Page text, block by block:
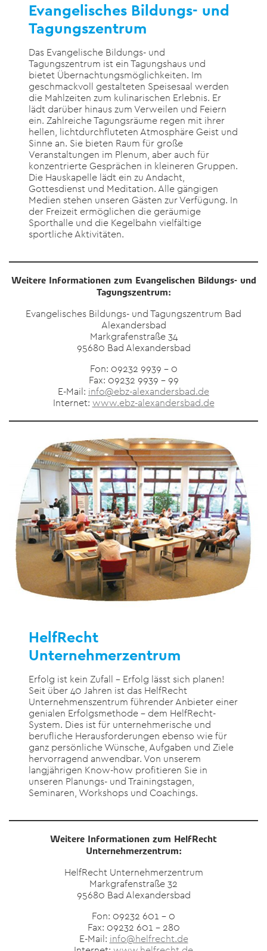
Evangelisches Bildungs- und
Tagungszentrum
Das Evangelische Bildungs- und
Tagungszentrum ist ein Tagungshaus und
bietet Übernachtungsmöglichkeiten. Im
geschmackvoll gestalteten Speisesaal werden
die Mahlzeiten zum kulinarischen Erlebnis. Er
lädt darüber hinaus zum Verweilen und Feiern
ein. Zahlreiche Tagungsräume regen mit ihrer
hellen, lichtdurchfluteten Atmosphäre Geist und
Sinne an. Sie bieten Raum für große
Veranstaltungen im Plenum, aber auch für
konzentrierte Gesprächen in kleineren Gruppen.
Die Hauskapelle lädt ein zu Andacht,
Gottesdienst und Meditation. Alle gängigen
Medien stehen unseren Gästen zur Verfügung. In
der Freizeit ermöglichen die geräumige
Sporthalle und die Kegelbahn vielfältige
sportliche Aktivitäten.
Weitere Informationen zum Evangelischen Bildungs- und
Tagungszentrum:
Evangelisches Bildungs- und Tagungszentrum Bad
Alexandersbad
Markgrafenstraße 34
95680 Bad Alexandersbad
Fon: 09232 9939 – 0
Fax: 09232 9939 – 99
E-Mail: info@ebz-alexandersbad.de
Internet: www.ebz-alexandersbad.de
HelfRecht
Unternehmerzentrum
Erfolg ist kein Zufall – Erfolg lässt sich planen!
Seit über 40 Jahren ist das HelfRecht
Unternehmenszentrum führender Anbieter einer
genialen Erfolgsmethode – dem HelfRecht-
System. Dies ist für unternehmerische und
berufliche Herausforderungen ebenso wie für
ganz persönliche Wünsche, Aufgaben und Ziele
hervorragend anwendbar. Von unserem
langjährigen Know-how profitieren Sie in
unseren Planungs- und Trainingstagen,
Seminaren, Workshops und Coachings.
Weitere Informationen zum HelfRecht
Unternehmerzentrum:
HelfRecht Unternehmerzentrum
Markgrafenstraße 32
95680 Bad Alexandersbad
Fon: 09232 601 – 0
Fax: 09232 601 – 280
E-Mail: info@helfrecht.de